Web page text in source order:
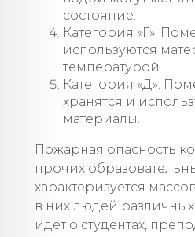
состояние.
Категория «Г».
используются
температурой.
Категория «Д».
хранятся и
материалы.
Пожарная опасность
прочих
характеризуется
в них людей различных
идет о студентах,